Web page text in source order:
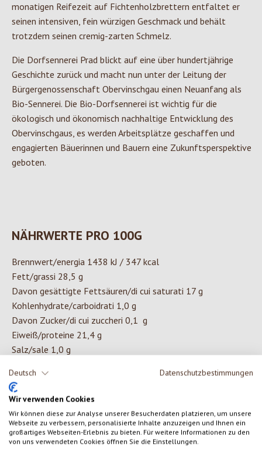
Deutsch Datenschutzbestimmungen
Wir verwenden Cookies
Wir können diese zur Analyse unserer Besucherdaten platzieren, um unsere
Webseite zu verbessern, personalisierte Inhalte anzuzeigen und Ihnen ein
großartiges Webseiten-Erlebnis zu bieten. Für weitere Informationen zu den
von uns verwendeten Cookies öffnen Sie die Einstellungen.
monatigen Reifezeit auf Fichtenholzbrettern entfaltet er
seinen intensiven, fein würzigen Geschmack und behält
trotzdem seinen cremig-zarten Schmelz.
Die Dorfsennerei Prad blickt auf eine über hundertjährige
Geschichte zurück und macht nun unter der Leitung der
Bürgergenossenschaft Obervinschgau einen Neuanfang als
Bio-Sennerei. Die Bio-Dorfsennerei ist wichtig für die
ökologisch und ökonomisch nachhaltige Entwicklung des
Obervinschgaus, es werden Arbeitsplätze geschaffen und
engagierten Bäuerinnen und Bauern eine Zukunftsperspektive
geboten.
NÄHRWERTE PRO 100G
Brennwert/energia 1438 kJ / 347 kcal
Fett/grassi 28,5 g
Davon gesättigte Fettsäuren/di cui saturati 17 g
Kohlenhydrate/carboidrati 1,0 g
Davon Zucker/di cui zuccheri 0,1 g
Eiweiß/proteine 21,4 g
Salz/sale 1,0 g
ZUTATEN
Thermisierte Ziegenmilch mit naturbelassenem Fettgehalt*,
Kulturen, Lab, Salz *aus ökologischer Landwirtschaft.